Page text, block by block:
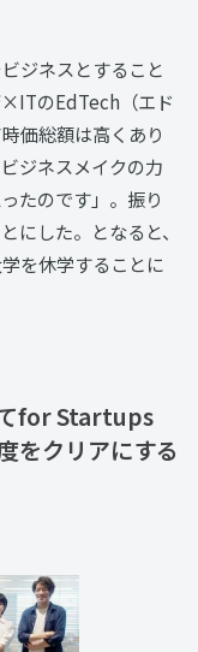
ジネスとすること
×ITのEdTech（エド
価総額は高くあり
ジネスメイクの力
たのです」。振り
にした。となると、
を休学することに
for Startups
をクリアにする